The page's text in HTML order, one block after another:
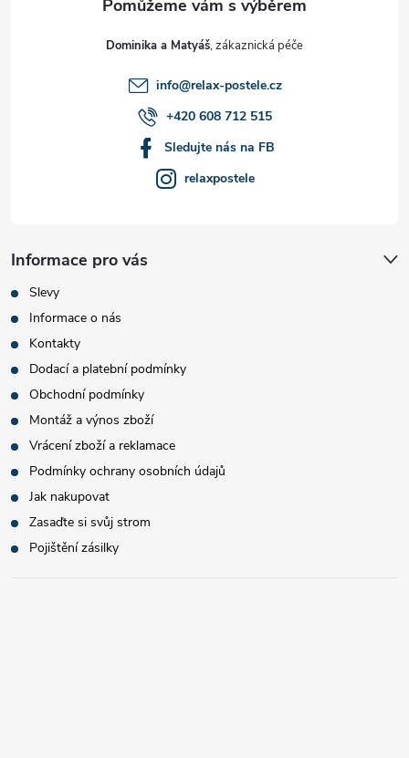
Dominika a Matyáš
info@relax-postele.cz
+420 608 712 515
Sledujte nás na FB
relaxpostele
Informace pro vás
Slevy
Informace o nás
Kontakty
Dodací a platební podmínky
Obchodní podmínky
Montáž a výnos zboží
Vrácení zboží a reklamace
Podmínky ochrany osobních údajů
Jak nakupovat
Zasaďte si svůj strom
Pojištění zásilky